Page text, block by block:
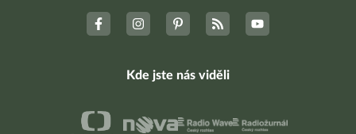
Kde jste nás viděli